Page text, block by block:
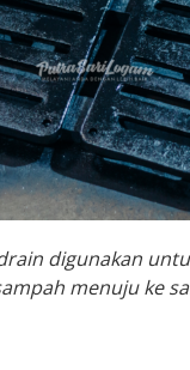
digunakan
menuju ke